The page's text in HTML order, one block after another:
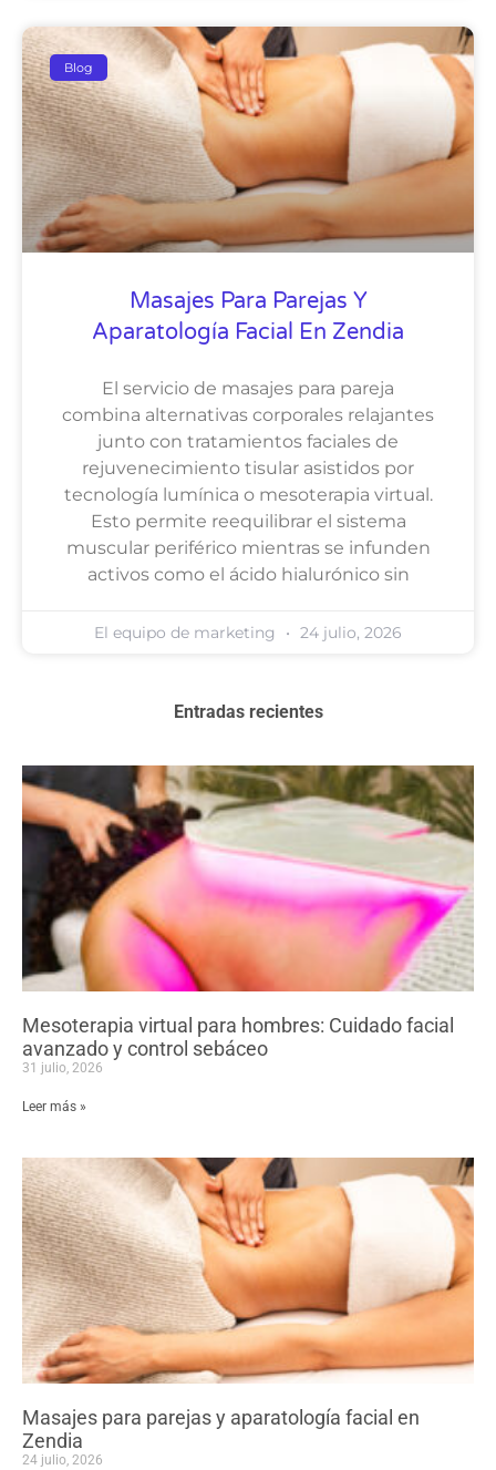
Blog
Masajes Para Parejas Y
Aparatología Facial En Zendia
El servicio de masajes para pareja
combina alternativas corporales relajantes
junto con tratamientos faciales de
rejuvenecimiento tisular asistidos por
tecnología lumínica o mesoterapia virtual.
Esto permite reequilibrar el sistema
muscular periférico mientras se infunden
activos como el ácido hialurónico sin
El equipo de marketing 24 julio, 2026
Entradas recientes
Mesoterapia virtual para hombres: Cuidado facial
avanzado y control sebáceo
31 julio, 2026
Leer más »
Masajes para parejas y aparatología facial en
Zendia
24 julio, 2026